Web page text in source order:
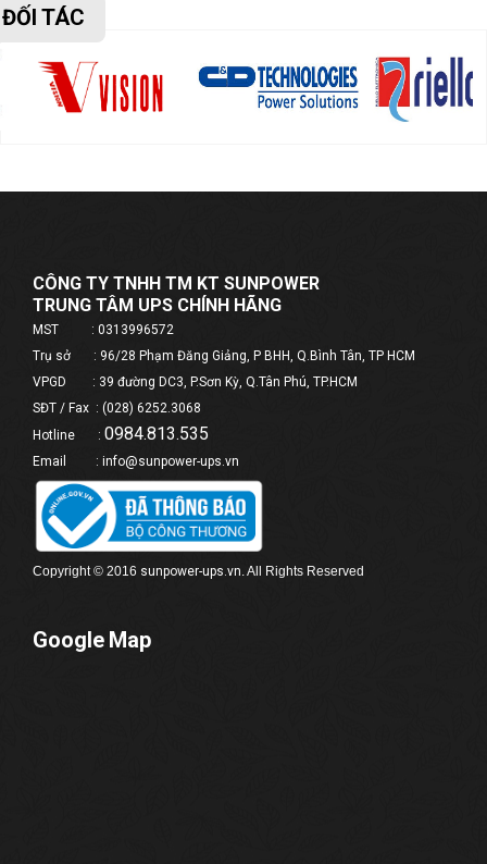
ĐỐI TÁC
CÔNG TY TNHH TM KT SUNPOWER
TRUNG TÂM UPS CHÍNH HÃNG
MST : 0313996572
Trụ sở : 96/28 Phạm Đăng Giảng, P BHH, Q.Bình Tân, TP HCM
VPGD : 39 đường DC3, P.Sơn Kỳ, Q.Tân Phú, TP.HCM
SĐT / Fax : (028) 6252.3068
Hotline : 0984.813.535
Email : info@sunpower-ups.vn
Copyright © 2016 sunpower-ups.vn. All Rights Reserved
Google Map